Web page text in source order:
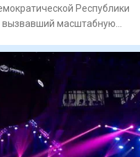
Республики
вызвавший масштабную